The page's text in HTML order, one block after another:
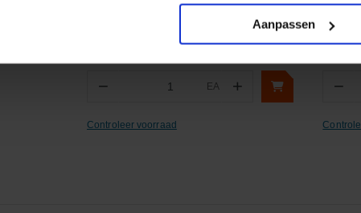
Aanpassen
Unbranded
− EA +
Controleer voorraad
−